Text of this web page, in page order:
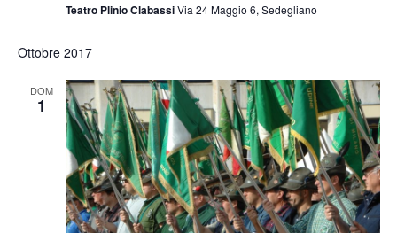
Teatro Plinio ClabassiVia 24 Maggio 6, Sedegliano
Ottobre 2017
DOM
1